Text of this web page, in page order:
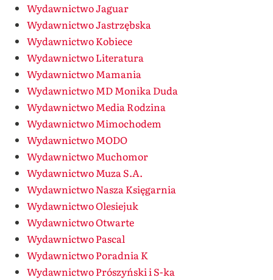
Wydawnictwo Jaguar
Wydawnictwo Jastrzębska
Wydawnictwo Kobiece
Wydawnictwo Literatura
Wydawnictwo Mamania
Wydawnictwo MD Monika Duda
Wydawnictwo Media Rodzina
Wydawnictwo Mimochodem
Wydawnictwo MODO
Wydawnictwo Muchomor
Wydawnictwo Muza S.A.
Wydawnictwo Nasza Księgarnia
Wydawnictwo Olesiejuk
Wydawnictwo Otwarte
Wydawnictwo Pascal
Wydawnictwo Poradnia K
Wydawnictwo Prószyński i S-ka